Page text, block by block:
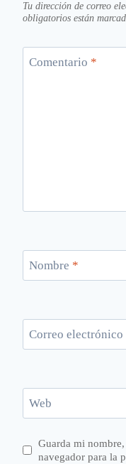
Tu dirección de correo
obligatorios están
Comentario *
Nombre *
Correo electrónico
Web
Guarda mi
navegador para la